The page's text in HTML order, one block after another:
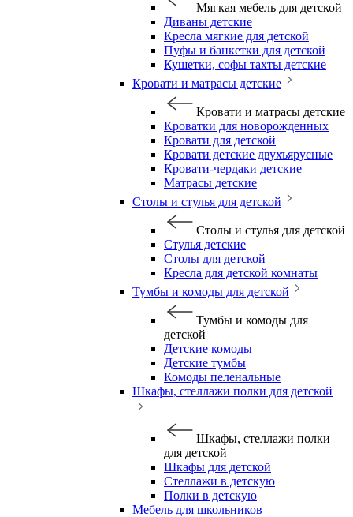
Мягкая мебель для детской
Диваны детские
Кресла мягкие для детской
Пуфы и банкетки для детской
Кушетки, софы тахты детские
Кровати и матрасы детские
Кровати и матрасы детские
Кроватки для новорожденных
Кровати для детской
Кровати детские двухъярусные
Кровати-чердаки детские
Матрасы детские
Столы и стулья для детской
Столы и стулья для детской
Стулья детские
Столы для детской
Кресла для детской комнаты
Тумбы и комоды для детской
Тумбы и комоды для
детской
Детские комоды
Детские тумбы
Комоды пеленальные
Шкафы, стеллажи полки для детской
Шкафы, стеллажи полки
для детской
Шкафы для детской
Стеллажи в детскую
Полки в детскую
Мебель для школьников